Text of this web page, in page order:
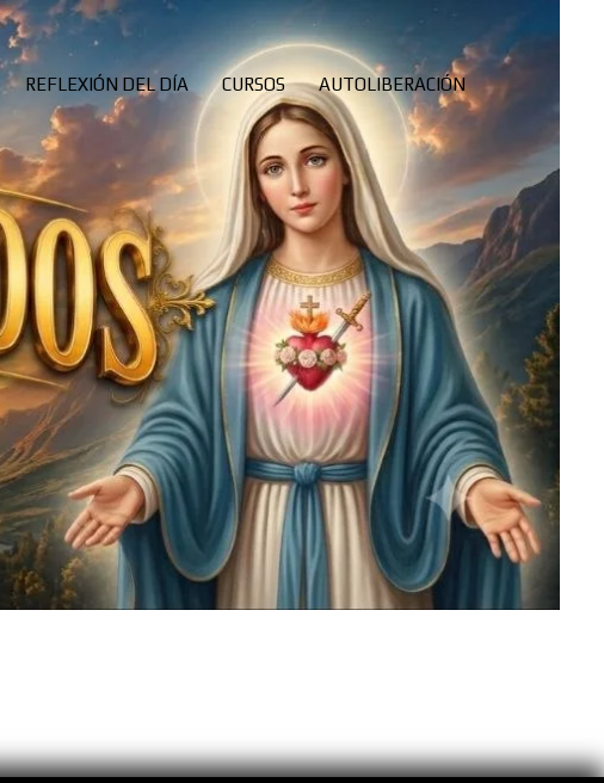
REFLEXIÓN DEL DÍA CURSOS AUTOLIBERACIÓN